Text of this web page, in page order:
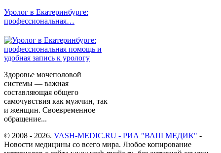
Уролог в Екатеринбурге:
профессиональная…
Здоровье мочеполовой
системы — важная
составляющая общего
самочувствия как мужчин, так
и женщин. Своевременное
обращение...
© 2008 - 2026. VASH-MEDIC.RU - РИА "ВАШ МЕДИК" -
Новости медицины со всего мира. Любое копирование